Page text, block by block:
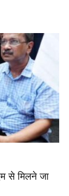
से मिलने जा